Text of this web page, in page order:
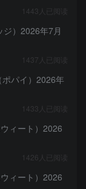
1443人已阅读
ジ）2026年7月
1437人已阅读
ポパイ）2026年
1433人已阅读
ィート）2026
1426人已阅读
ィート）2026